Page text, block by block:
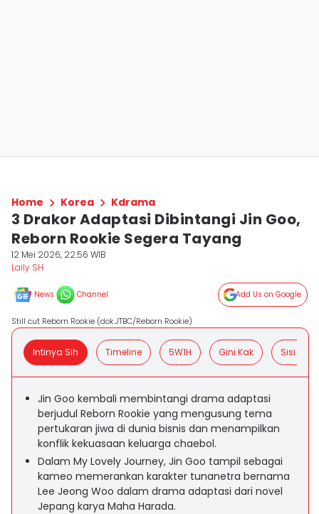
Home Korea Kdrama
3 Drakor Adaptasi Dibintangi Jin Goo,
Reborn Rookie Segera Tayang
12 Mei 2026, 22:56 WIB
Laily SH
News Channel Add Us on Google
Still cut Reborn Rookie (dok.JTBC/Reborn Rookie)
Intinya Sih Timeline 5W1H Gini Kak Sisi
Jin Goo kembali membintangi drama adaptasi
berjudul Reborn Rookie yang mengusung tema
pertukaran jiwa di dunia bisnis dan menampilkan
konflik kekuasaan keluarga chaebol.
Dalam My Lovely Journey, Jin Goo tampil sebagai
kameo memerankan karakter tunanetra bernama
Lee Jeong Woo dalam drama adaptasi dari novel
Jepang karya Maha Harada.